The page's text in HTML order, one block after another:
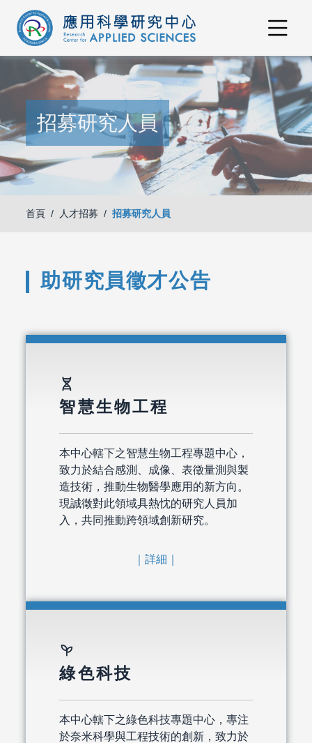
招募研究人員
首頁 人才招募 招募研究人員
助研究員徵才公告
genetics
智慧生物工程
本中心轄下之智慧生物工程專題中心，
致力於結合感測、成像、表徵量測與製
造技術，推動生物醫學應用的新方向。
現誠徵對此領域具熱忱的研究人員加
入，共同推動跨領域創新研究。
｜詳細｜
psychiatry
綠色科技
本中心轄下之綠色科技專題中心，專注
於奈米科學與工程技術的創新，致力於